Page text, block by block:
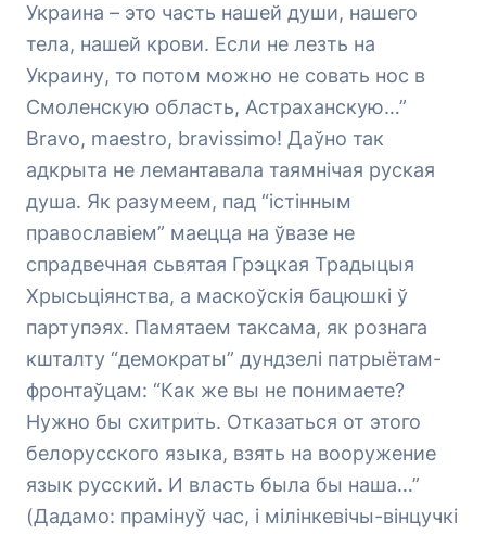
Украина – это часть нашей души, нашего
тела, нашей крови. Если не лезть на
Украину, то потом можно не совать нос в
Смоленскую область, Астраханскую…”
Bravo, mаestro, bravissimo! Даўно так
адкрыта не лемантавала таямнічая руская
душа. Як разумеем, пад “істінным
православіем” маецца на ўвазе не
спрадвечная сьвятая Грэцкая Традыцыя
Хрысьціянства, а маскоўскія бацюшкі ў
партупэях. Памятаем таксама, як рознага
кшталту “демократы” дундзелі патрыётам-
фронтаўцам: “Как же вы не понимаете?
Нужно бы схитрить. Отказаться от этого
белорусского языка, взять на вооружение
язык русский. И власть была бы наша…”
(Дадамо: прамінуў час, і мілінкевічы-вінцучкі